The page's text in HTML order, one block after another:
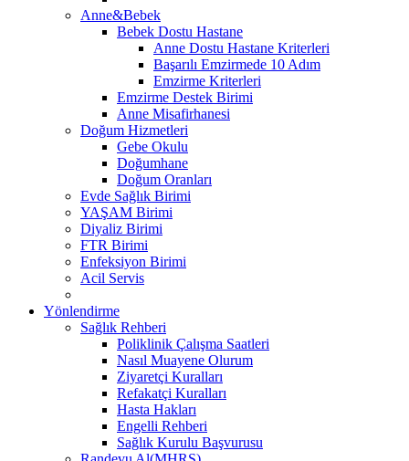
Anne&Bebek
Bebek Dostu Hastane
Anne Dostu Hastane Kriterleri
Başarılı Emzirmede 10 Adım
Emzirme Kriterleri
Emzirme Destek Birimi
Anne Misafirhanesi
Doğum Hizmetleri
Gebe Okulu
Doğumhane
Doğum Oranları
Evde Sağlık Birimi
YAŞAM Birimi
Diyaliz Birimi
FTR Birimi
Enfeksiyon Birimi
Acil Servis
Yönlendirme
Sağlık Rehberi
Poliklinik Çalışma Saatleri
Nasıl Muayene Olurum
Ziyaretçi Kuralları
Refakatçi Kuralları
Hasta Hakları
Engelli Rehberi
Sağlık Kurulu Başvurusu